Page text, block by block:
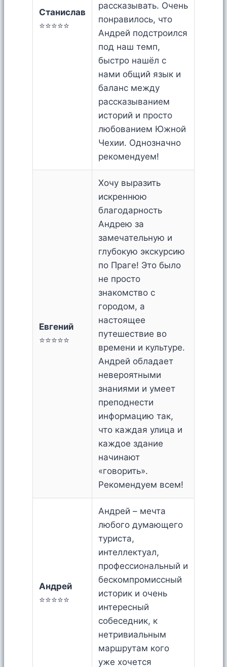
Станислав
⭐⭐⭐⭐⭐
рассказывать. Очень
понравилось, что
Андрей подстроился
под наш темп,
быстро нашёл с
нами общий язык и
баланс между
рассказыванием
историй и просто
любованием Южной
Чехии. Однозначно
рекомендуем!
Евгений
⭐⭐⭐⭐⭐
Хочу выразить
искреннюю
благодарность
Андрею за
замечательную и
глубокую экскурсию
по Праге! Это было
не просто
знакомство с
городом, а
настоящее
путешествие во
времени и культуре.
Андрей обладает
невероятными
знаниями и умеет
преподнести
информацию так,
что каждая улица и
каждое здание
начинают
«говорить».
Рекомендуем всем!
Андрей
⭐⭐⭐⭐⭐
Андрей – мечта
любого думающего
туриста,
интеллектуал,
профессиональный и
бескомпромиссный
историк и очень
интересный
собеседник, к
нетривиальным
маршрутам кого
уже хочется